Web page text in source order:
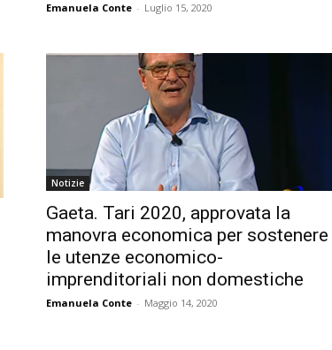
Emanuela Conte - Luglio 15, 2020
Notizie
Gaeta. Tari 2020, approvata la
manovra economica per sostenere
le utenze economico-
imprenditoriali non domestiche
Emanuela Conte - Maggio 14, 2020